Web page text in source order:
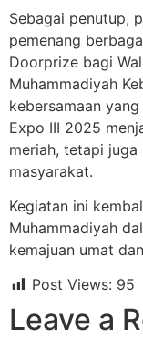
Sebagai penutup,
pemenang
Doorprize bagi
Muhammadiyah
kebersamaan
Expo III 2025
meriah, tetapi
masyarakat.
Kegiatan ini
Muhammadiyah
kemajuan umat
Post Views: 95
Leave a